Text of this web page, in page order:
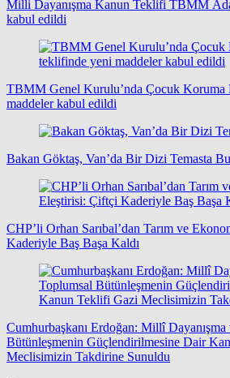
Milli Dayanışma Kanun Teklifi TBMM
kabul edildi
TBMM Genel Kurulu’nda Çocuk Koruma
maddeler kabul edildi
Bakan Göktaş, Van’da Bir Dizi Temasta
CHP’li Orhan Sarıbal’dan Tarım ve
Kaderiyle Baş Başa Kaldı
Cumhurbaşkanı Erdoğan: Millî Dayanışma
Bütünleşmenin Güçlendirilmesine Dair
Meclisimizin Takdirine Sunuldu